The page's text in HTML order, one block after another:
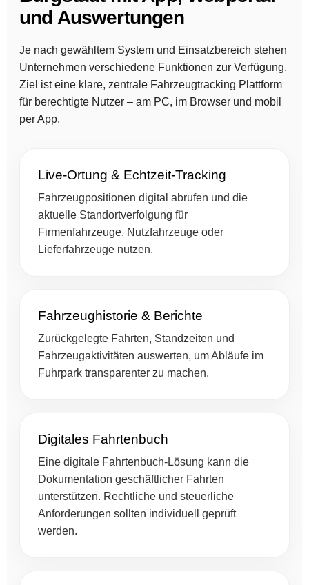
und Auswertungen
Je nach gewähltem System und Einsatzbereich stehen
Unternehmen verschiedene Funktionen zur Verfügung.
Ziel ist eine klare, zentrale Fahrzeugtracking Plattform
für berechtigte Nutzer – am PC, im Browser und mobil
per App.
Live-Ortung & Echtzeit-Tracking
Fahrzeugpositionen digital abrufen und die
aktuelle Standortverfolgung für
Firmenfahrzeuge, Nutzfahrzeuge oder
Lieferfahrzeuge nutzen.
Fahrzeughistorie & Berichte
Zurückgelegte Fahrten, Standzeiten und
Fahrzeugaktivitäten auswerten, um Abläufe im
Fuhrpark transparenter zu machen.
Digitales Fahrtenbuch
Eine digitale Fahrtenbuch-Lösung kann die
Dokumentation geschäftlicher Fahrten
unterstützen. Rechtliche und steuerliche
Anforderungen sollten individuell geprüft
werden.